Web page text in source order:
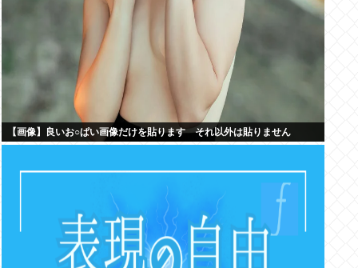
【画像】良いお○ぱい画像だけを貼ります それ以外は貼りません